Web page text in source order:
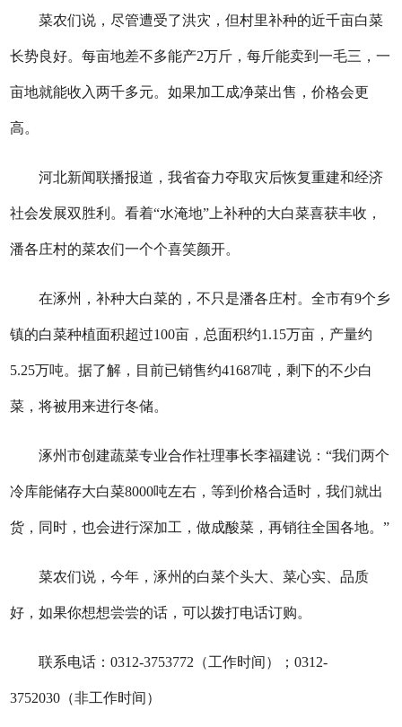
菜农们说，尽管遭受了洪灾，但村里补种的近千亩白菜
长势良好。每亩地差不多能产2万斤，每斤能卖到一毛三，一
亩地就能收入两千多元。如果加工成净菜出售，价格会更
高。
河北新闻联播报道，我省奋力夺取灾后恢复重建和经济
社会发展双胜利。看着“水淹地”上补种的大白菜喜获丰收，
潘各庄村的菜农们一个个喜笑颜开。
在涿州，补种大白菜的，不只是潘各庄村。全市有9个乡
镇的白菜种植面积超过100亩，总面积约1.15万亩，产量约
5.25万吨。据了解，目前已销售约41687吨，剩下的不少白
菜，将被用来进行冬储。
涿州市创建蔬菜专业合作社理事长李福建说：“我们两个
冷库能储存大白菜8000吨左右，等到价格合适时，我们就出
货，同时，也会进行深加工，做成酸菜，再销往全国各地。”
菜农们说，今年，涿州的白菜个头大、菜心实、品质
好，如果你想想尝尝的话，可以拨打电话订购。
联系电话：0312-3753772（工作时间）；0312-
3752030（非工作时间）